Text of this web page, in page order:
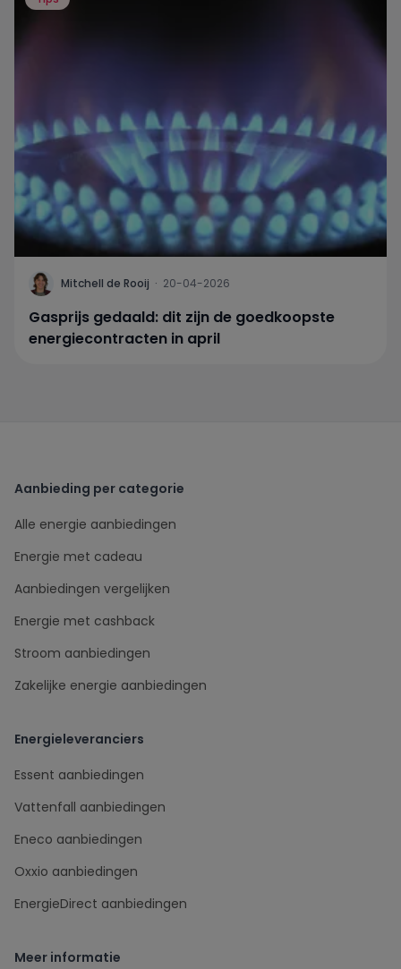
Mitchell de Rooij · 20-04-2026
Gasprijs gedaald: dit zijn de goedkoopste
energiecontracten in april
Aanbieding per categorie
Alle energie aanbiedingen
Energie met cadeau
Aanbiedingen vergelijken
Energie met cashback
Stroom aanbiedingen
Zakelijke energie aanbiedingen
Energieleveranciers
Essent aanbiedingen
Vattenfall aanbiedingen
Eneco aanbiedingen
Oxxio aanbiedingen
EnergieDirect aanbiedingen
Meer informatie